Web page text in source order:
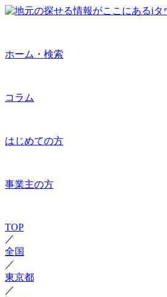
ホーム・検索
コラム
はじめての方
事業主の方
TOP
／
全国
／
東京都
／